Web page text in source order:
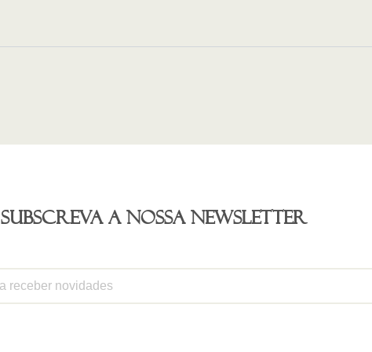
Subscreva a nossa newsletter